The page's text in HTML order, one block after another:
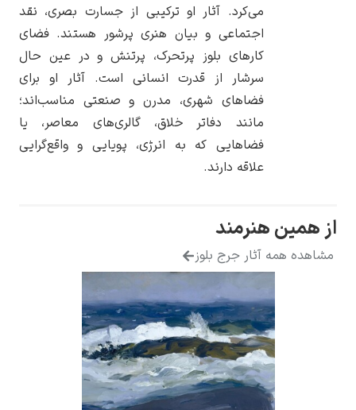
یوهانس فرمیر
پرفروش‌ترین
می‌کرد. آثار او ترکیبی از جسارت بصری، نقد
اجتماعی و بیان هنری پرشور هستند. فضای
کارهای بلوز پرتحرک، پرتنش و در عین حال
سرشار از قدرت انسانی است. آثار او برای
فضاهای شهری، مدرن و صنعتی مناسب‌اند؛
مانند دفاتر خلاق، گالری‌های معاصر، یا
فضاهایی که به انرژی، پویایی و واقع‌گرایی
هنرمند
آثار جرج بلوز